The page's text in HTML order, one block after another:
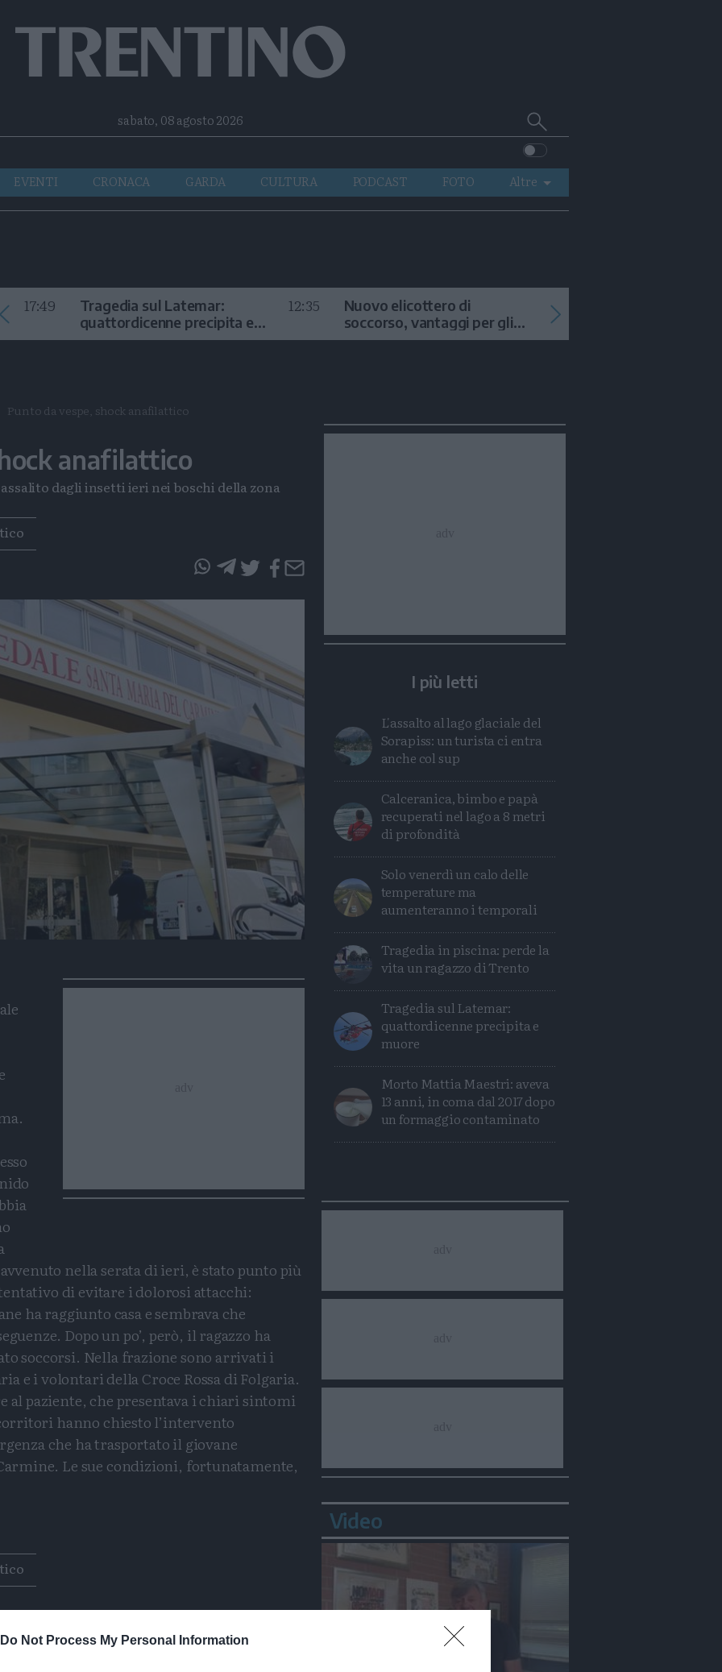
Do Not Process My Personal Information
Telegram
RSSsabato, 08 agosto 2026 Cerca
su
Trentino
EVENTI CRONACA GARDA CULTURA PODCAST FOTO
Altre
VIDEO
17:49
Tragedia sul Latemar:
quattordicenne precipita e
muore
12:35
Nuovo elicottero di
soccorso, vantaggi per gli
interventi in alta quota
Punto da vespe, shock anafilattico
anafilattico
dagli insetti ieri nei boschi della zona
su
WhatsappTelegram
nella serata di ieri, è stato punto più
di evitare i dolorosi attacchi:
ha raggiunto casa e sembrava che
Dopo un po’, però, il ragazzo ha
soccorsi. Nella frazione sono arrivati i
e i volontari della Croce Rossa di Folgaria.
al paziente, che presentava i chiari sintomi
hanno chiesto l’intervento
che ha trasportato il giovane
Le sue condizioni, fortunatamente,
I più letti
L'assalto al lago glaciale del
Sorapiss: un turista ci entra
anche col sup
Calceranica, bimbo e papà
recuperati nel lago a 8 metri
di profondità
Solo venerdì un calo delle
temperature ma
aumenteranno i temporali
Tragedia in piscina: perde la
vita un ragazzo di Trento
Tragedia sul Latemar:
quattordicenne precipita e
muore
Morto Mattia Maestri: aveva
13 anni, in coma dal 2017 dopo
un formaggio contaminato
Video